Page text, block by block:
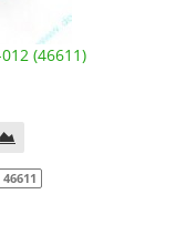
(46611)
46611